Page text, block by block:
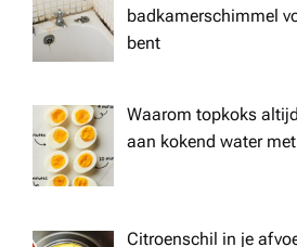
badkamerschimmel
bent
Waarom topkoks
aan kokend water
Citroenschil in je